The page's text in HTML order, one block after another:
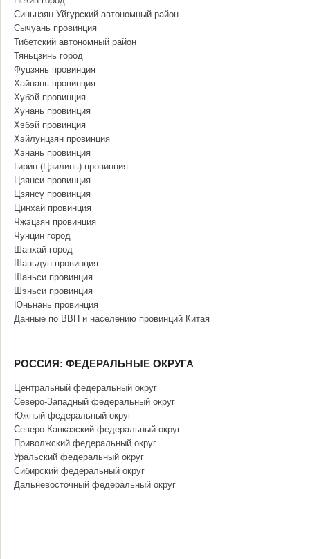
Синьцзян-Уйгурский автономный район
Сычуань провинция
Тибетский автономный район
Тяньцзинь город
Фуцзянь провинция
Хайнань провинция
Хубэй провинция
Хунань провинция
Хэбэй провинция
Хэйлунцзян провинция
Хэнань провинция
Гирин (Цзилинь) провинция
Цзянси провинция
Цзянсу провинция
Цинхай провинция
Чжэцзян провинция
Чунцин город
Шанхай город
Шаньдун провинция
Шаньси провинция
Шэньси провинция
Юньнань провинция
Данные по ВВП и населению провинций Китая
РОССИЯ: ФЕДЕРАЛЬНЫЕ ОКРУГА
Центральный федеральный округ
Северо-Западный федеральный округ
Южный федеральный округ
Северо-Кавказский федеральный округ
Приволжский федеральный округ
Уральский федеральный округ
Сибирский федеральный округ
Дальневосточный федеральный округ